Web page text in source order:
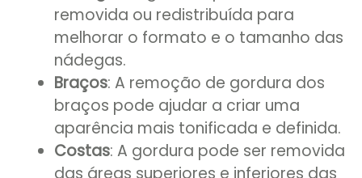
removida ou redistribuída para
melhorar o formato e o tamanho das
nádegas.
Braços: A remoção de gordura dos
braços pode ajudar a criar uma
aparência mais tonificada e definida.
Costas: A gordura pode ser removida
das áreas superiores e inferiores das